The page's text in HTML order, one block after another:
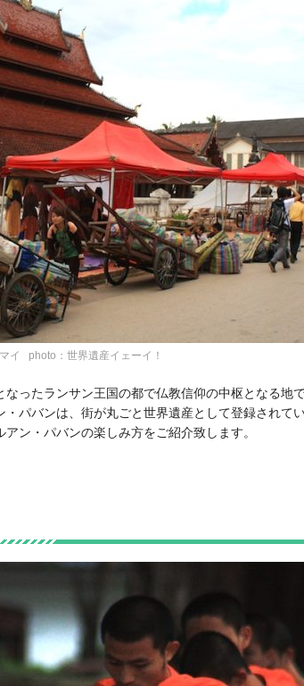
イ photo：世界遺産イェーイ！
ったランサン王国の都で仏教信仰の中枢となる地
パバンは、街が丸ごと世界遺産として登録されて
ン・パバンの楽しみ方をご紹介致します。